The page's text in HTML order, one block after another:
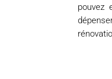
pouvez